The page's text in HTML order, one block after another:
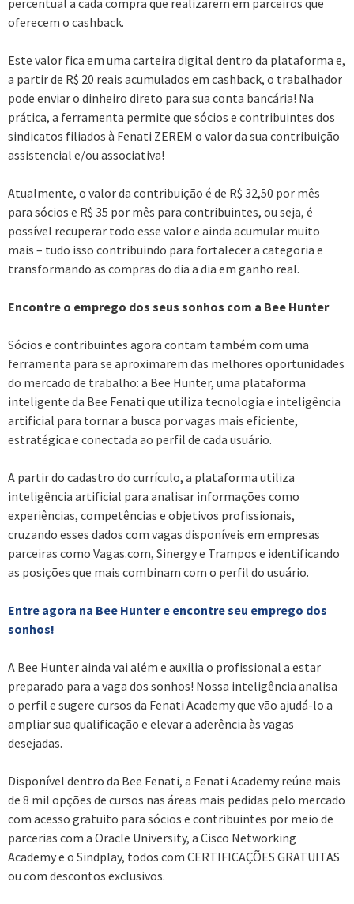
oferecem o cashback.
Este valor fica em uma carteira digital dentro da plataforma e,
a partir de R$ 20 reais acumulados em cashback, o trabalhador
pode enviar o dinheiro direto para sua conta bancária! Na
prática, a ferramenta permite que sócios e contribuintes dos
sindicatos filiados à Fenati ZEREM o valor da sua contribuição
assistencial e/ou associativa!
Atualmente, o valor da contribuição é de R$ 32,50 por mês
para sócios e R$ 35 por mês para contribuintes, ou seja, é
possível recuperar todo esse valor e ainda acumular muito
mais – tudo isso contribuindo para fortalecer a categoria e
transformando as compras do dia a dia em ganho real.
Encontre o emprego dos seus sonhos com a Bee Hunter
Sócios e contribuintes agora contam também com uma
ferramenta para se aproximarem das melhores oportunidades
do mercado de trabalho: a Bee Hunter, uma plataforma
inteligente da Bee Fenati que utiliza tecnologia e inteligência
artificial para tornar a busca por vagas mais eficiente,
estratégica e conectada ao perfil de cada usuário.
A partir do cadastro do currículo, a plataforma utiliza
inteligência artificial para analisar informações como
experiências, competências e objetivos profissionais,
cruzando esses dados com vagas disponíveis em empresas
parceiras como Vagas.com, Sinergy e Trampos e identificando
as posições que mais combinam com o perfil do usuário.
Entre agora na Bee Hunter e encontre seu emprego dos
sonhos!
A Bee Hunter ainda vai além e auxilia o profissional a estar
preparado para a vaga dos sonhos! Nossa inteligência analisa
o perfil e sugere cursos da Fenati Academy que vão ajudá-lo a
ampliar sua qualificação e elevar a aderência às vagas
desejadas.
Disponível dentro da Bee Fenati, a Fenati Academy reúne mais
de 8 mil opções de cursos nas áreas mais pedidas pelo mercado
com acesso gratuito para sócios e contribuintes por meio de
parcerias com a Oracle University, a Cisco Networking
Academy e o Sindplay, todos com CERTIFICAÇÕES GRATUITAS
ou com descontos exclusivos.